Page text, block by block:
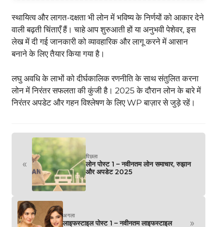
स्थायित्व और लागत-दक्षता भी लोन में भविष्य के निर्णयों को आकार देने
वाली बढ़ती चिंताएँ हैं। चाहे आप शुरुआती हों या अनुभवी पेशेवर, इस
लेख में दी गई जानकारी को व्यावहारिक और लागू करने में आसान
बनाने के लिए तैयार किया गया है।
लघु अवधि के लाभों को दीर्घकालिक रणनीति के साथ संतुलित करना
लोन में निरंतर सफलता की कुंजी है। 2025 के दौरान लोन के बारे में
निरंतर अपडेट और गहन विश्लेषण के लिए WP बाज़ार से जुड़े रहें।
«
पिछला
लोन पोस्ट 1 – नवीनतम लोन समाचार, रुझान
और अपडेट 2025
अगला
लाइफस्टाइल पोस्ट 1 – नवीनतम लाइफस्टाइल
»